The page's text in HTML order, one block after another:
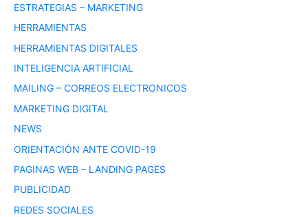
ESTRATEGIAS – MARKETING
HERRAMIENTAS
HERRAMIENTAS DIGITALES
INTELIGENCIA ARTIFICIAL
MAILING – CORREOS ELECTRONICOS
MARKETING DIGITAL
NEWS
ORIENTACIÓN ANTE COVID-19
PAGINAS WEB – LANDING PAGES
PUBLICIDAD
REDES SOCIALES